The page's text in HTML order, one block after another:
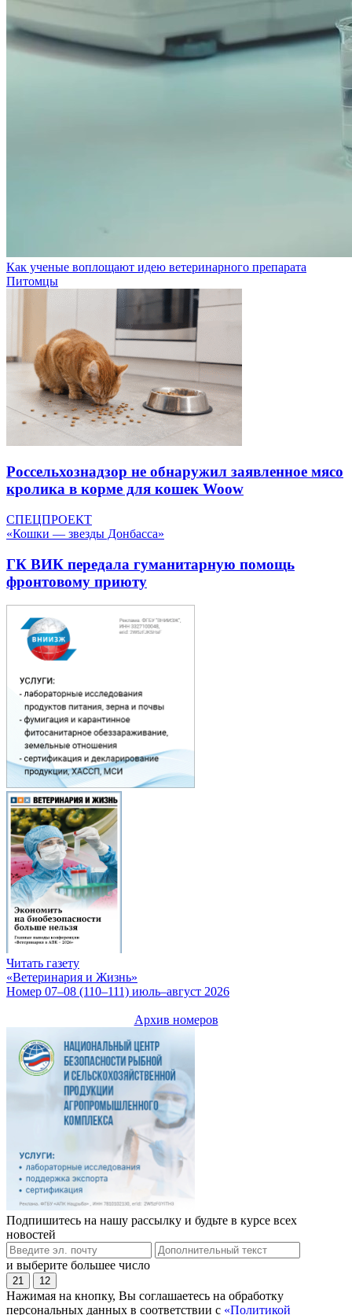
Как ученые воплощают идею ветеринарного препарата
Питомцы
Россельхознадзор не обнаружил заявленное мясо
кролика в корме для кошек Woow
СПЕЦПРОЕКТ
«Кошки — звезды Донбасса»
ГК ВИК передала гуманитарную помощь
фронтовому приюту
Читать газету
«Ветеринария и Жизнь»
Номер 07–08 (110–111) июль–август 2026
Архив номеров
Подпишитесь на нашу рассылку и будьте в курсе всех
новостей
и выберите большее число
21 12
Нажимая на кнопку, Вы соглашаетесь на обработку
персональных данных в соответствии с «Политикой